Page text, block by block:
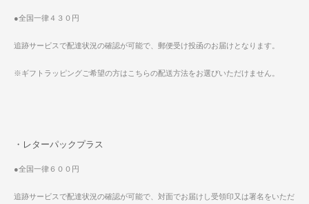
●全国一律４３０円
追跡サービスで配達状況の確認が可能で、郵便受け投函のお届けとなります。
※ギフトラッピングご希望の方はこちらの配送方法をお選びいただけません。
・レターパックプラス
●全国一律６００円
追跡サービスで配達状況の確認が可能で、対面でお届けし受領印又は署名をいただ